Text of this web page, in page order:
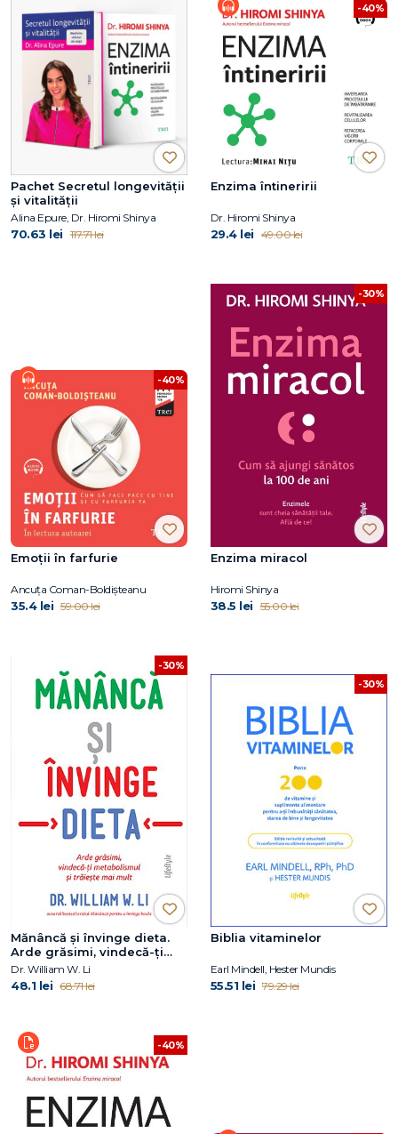
Pachet Secretul longevității
și vitalității
Alina Epure, Dr. Hiromi Shinya
70.63 lei 117.71 lei
-40%
Enzima întineririi
Dr. Hiromi Shinya
29.4 lei 49.00 lei
-40%
Emoții în farfurie
Ancuța Coman-Boldișteanu
35.4 lei 59.00 lei
-30%
Enzima miracol
Hiromi Shinya
38.5 lei 55.00 lei
-30%
Mănâncă și învinge dieta.
Arde grăsimi, vindecă-ți
metabolismul și trăiește
mai mult
Dr. William W. Li
48.1 lei 68.71 lei
-30%
Biblia vitaminelor
Earl Mindell, Hester Mundis
55.51 lei 79.29 lei
-40%